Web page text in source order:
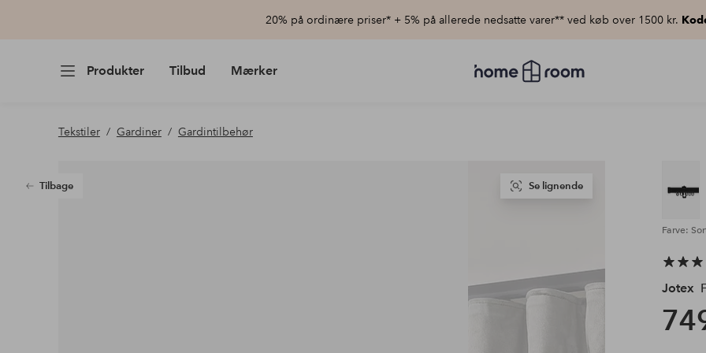
20% på ordinære priser* + 5% på allerede nedsatte varer** ved køb over 1500 kr.
Produkter Tilbud Mærker
Homeroom
–
Tekstiler Gardiner Gardintilbehør
Tilbage Se lignende
Farve:
Jotex